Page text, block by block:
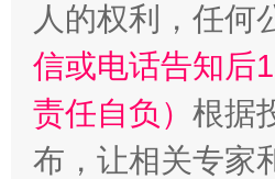
招工难、用工荒背后
人的权利，任何
信或电话告知后
责任自负） 根据
布，让相关专家